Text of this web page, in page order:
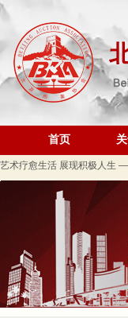
首页
关于做好夏季防暑降温及汛期
党建引领促发展 走访调研谋
关于发布2026年北京市信用承
党建领航商旅融合，联动赋
坚守人民立场 践行正确政绩
压实安全责任 筑牢商务领域
艺术疗愈生活 展现积极人生
强化内部监督机制 护航协会
完善治理体系，研究发展重
强本领守底线 促行业提质效
党建引领促交流 产教融合共
共建活动
行业转型 服务为本——中益五